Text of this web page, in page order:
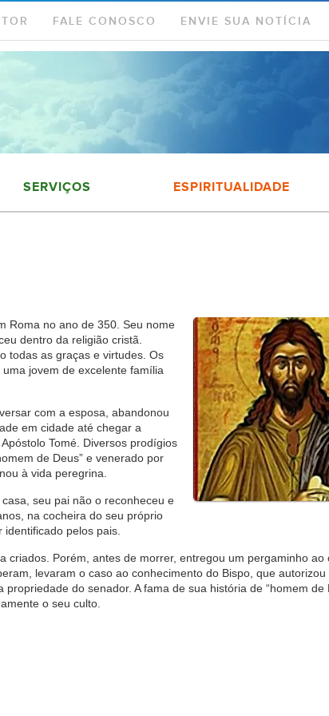
FALE CONOSCO ENVIE SUA NOTÍCIA
SERVIÇOS ESPIRITUALIDADE
Roma no ano de 350. Seu nome
dentro da religião cristã.
todas as graças e virtudes. Os
jovem de excelente família
com a esposa, abandonou
em cidade até chegar a
Tomé. Diversos prodígios
de Deus” e venerado por
à vida peregrina.
seu pai não o reconheceu e
na cocheira do seu próprio
pelos pais.
Porém, antes de morrer, entregou um pergaminho ao
levaram o caso ao conhecimento do Bispo, que autorizou
do senador. A fama de sua história de “homem de
o seu culto.